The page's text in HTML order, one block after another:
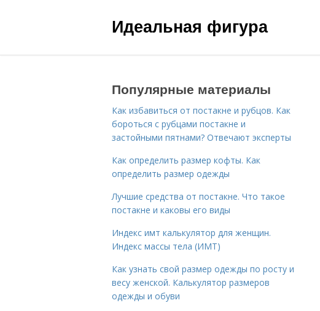
Идеальная фигура
Популярные материалы
Как избавиться от постакне и рубцов. Как
бороться с рубцами постакне и
застойными пятнами? Отвечают эксперты
Как определить размер кофты. Как
определить размер одежды
Лучшие средства от постакне. Что такое
постакне и каковы его виды
Индекс имт калькулятор для женщин.
Индекс массы тела (ИМТ)
Как узнать свой размер одежды по росту и
весу женской. Калькулятор размеров
одежды и обуви